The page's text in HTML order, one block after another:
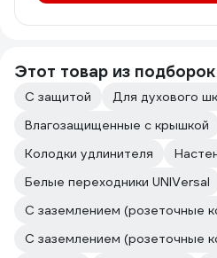
Этот товар из подборок
С защитой Для духового
Влагозащищенные с крышкой
Колодки удлинителя
Белые переходники UNIVersal